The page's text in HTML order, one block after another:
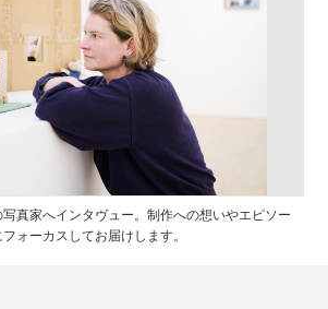
真家へインタヴュー。制作への想いやエピソー
ォーカスしてお届けします。